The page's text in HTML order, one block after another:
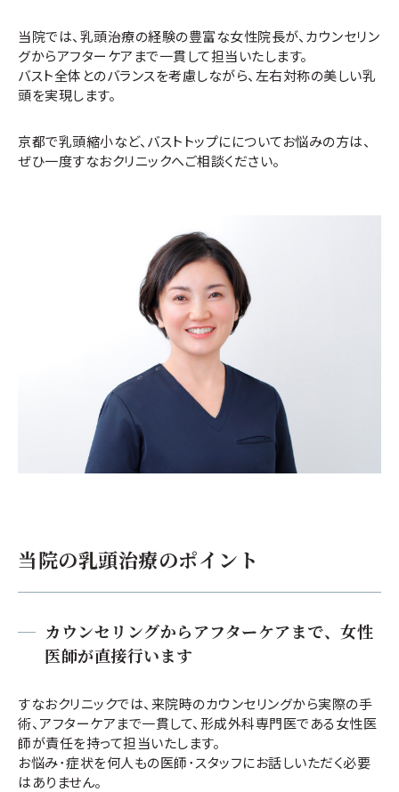
当院では、乳頭治療の経験の豊富な女性院長が、カウンセリン
グからアフターケアまで一貫して担当いたします。
バスト全体とのバランスを考慮しながら、左右対称の美しい乳
頭を実現します。
京都で乳頭縮小など、バストトップにについてお悩みの方は、
ぜひ一度すなおクリニックへご相談ください。
当院の乳頭治療のポイント
カウンセリングからアフターケアまで、女性
医師が直接行います
すなおクリニックでは、来院時のカウンセリングから実際の手
術、アフターケアまで一貫して、形成外科専門医である女性医
師が責任を持って担当いたします。
お悩み･症状を何人もの医師･スタッフにお話しいただく必要
はありません。